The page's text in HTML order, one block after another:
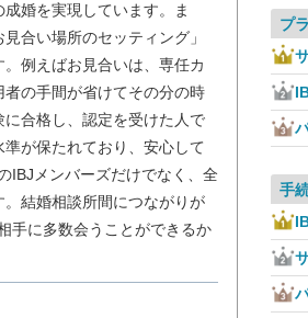
婚を実現しています。ま
合い場所のセッティング」
例えばお見合いは、専任カ
の手間が省けてその分の時
合格し、認定を受けた人で
が保たれており、安心して
IBJメンバーズだけでなく、全
結婚相談所間につながりが
手に多数会うことができるか
プ
手